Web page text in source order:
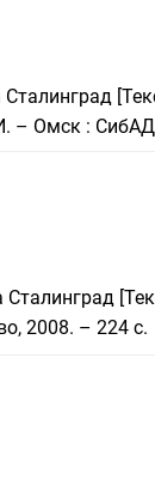
– Омск :
Сталинград
2008. – 224 с.